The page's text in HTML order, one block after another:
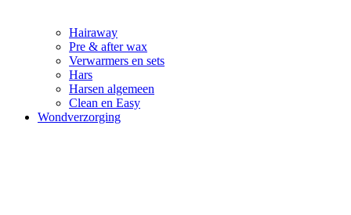
Hairaway
Pre & after wax
Verwarmers en sets
Hars
Harsen algemeen
Clean en Easy
Wondverzorging